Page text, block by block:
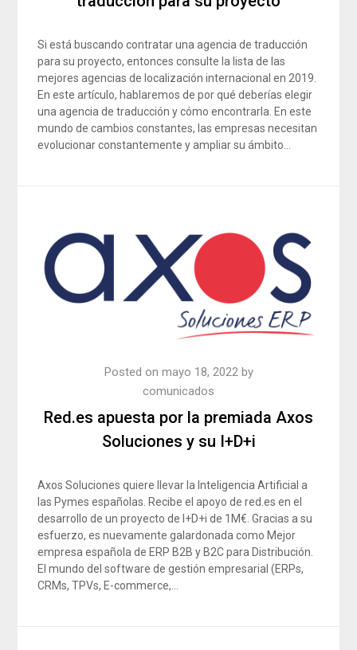
Si está buscando contratar una agencia de traducción
para su proyecto, entonces consulte la lista de las
mejores agencias de localización internacional en 2019.
En este artículo, hablaremos de por qué deberías elegir
una agencia de traducción y cómo encontrarla. En este
mundo de cambios constantes, las empresas necesitan
evolucionar constantemente y ampliar su ámbito…
Red.es apuesta por la premiada Axos
Soluciones y su I+D+i
Posted on mayo 18, 2022by
comunicados
Axos Soluciones quiere llevar la Inteligencia Artificial a
las Pymes españolas. Recibe el apoyo de red.es en el
desarrollo de un proyecto de I+D+i de 1M€. Gracias a su
esfuerzo, es nuevamente galardonada como Mejor
empresa española de ERP B2B y B2C para Distribución.
El mundo del software de gestión empresarial (ERPs,
CRMs, TPVs, E-commerce,…